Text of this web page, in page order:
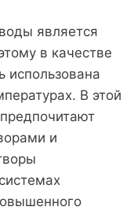
является
в качестве
использована
В этой
и